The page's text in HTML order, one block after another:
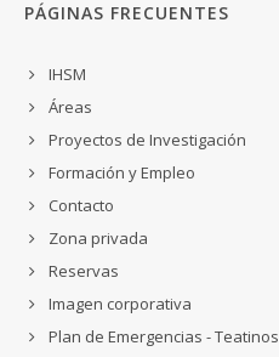
PÁGINAS FRECUENTES
IHSM
Áreas
Proyectos de Investigación
Formación y Empleo
Contacto
Zona privada
Reservas
Imagen corporativa
Plan de Emergencias - Teatinos